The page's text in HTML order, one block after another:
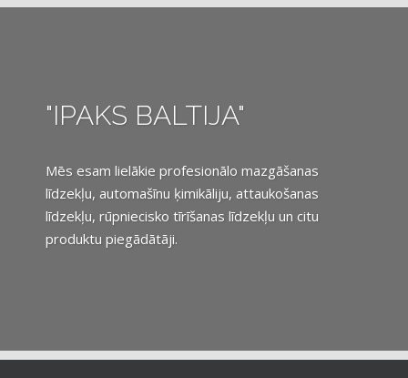
"IPAKS BALTIJA"
Mēs esam lielākie profesionālo mazgāšanas
līdzekļu, automašīnu ķimikāliju, attaukošanas
līdzekļu, rūpniecisko tīrīšanas līdzekļu un citu
produktu piegādātāji.